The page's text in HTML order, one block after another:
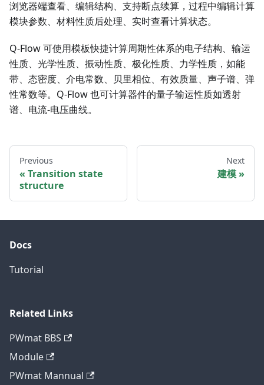
浏览器端查看、编辑结构、支持断点续算，过程中编辑计算
模块参数、材料性质后处理、实时查看计算状态。
Q-Flow 可使用模板快捷计算周期性体系的电子结构、输运
性质、光学性质、振动性质、极化性质、力学性质，如能
带、态密度、介电常数、贝里相位、有效质量、声子谱、弹
性常数等。Q-Flow 也可计算器件的量子输运性质如透射
谱、电流-电压曲线。
Previous
Transition state
structure
Next
建模
Docs
Tutorial
Related Links
PWmat BBS
Module
PWmat Mannual